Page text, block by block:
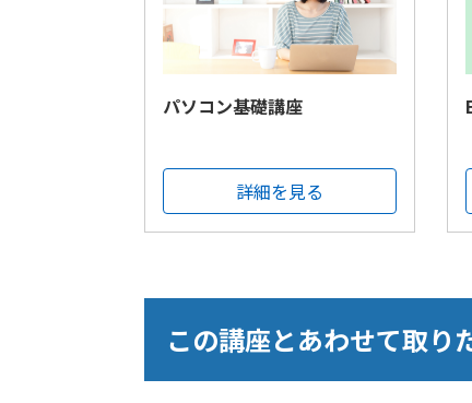
パソコン基礎講座
詳細を見る
この講座とあわせて取り